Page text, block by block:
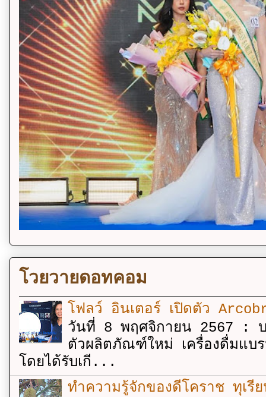
โวยวายดอทคอม
โฟลว์ อินเตอร์ เปิดตัว
วันที่ 8 พฤศจิกายน 2567 : บ
ตัวผลิตภัณฑ์ใหม่ เครื่องดื่มแบ
โดยได้รับเกี...
ทำความรู้จักของดีโคราช ทุเรี